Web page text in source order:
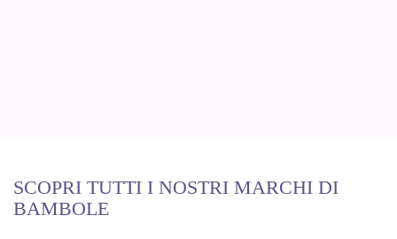
SCOPRI TUTTI I NOSTRI MARCHI DI
BAMBOLE